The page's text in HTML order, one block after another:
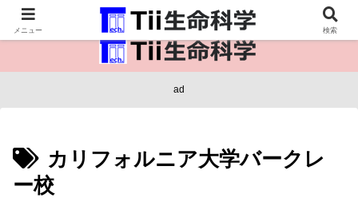
医療保健・生命・生物の情報インフラ。
ad
カリフォルニア大学バークレ
ー校
メニュー 検索